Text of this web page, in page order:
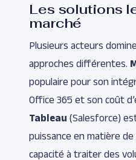
Les solutions
marché
Plusieurs acteurs
approches différentes.
populaire pour son
Office 365 et son coût
Tableau (Salesforce)
puissance en matière
capacité à traiter des